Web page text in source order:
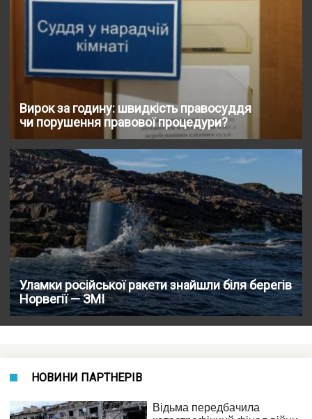
Вирок за годину: швидкість правосуддя
чи порушення правової процедури?
Уламки російської ракети знайшли біля берегів
Норвегії — ЗМІ
НОВИНИ ПАРТНЕРІВ